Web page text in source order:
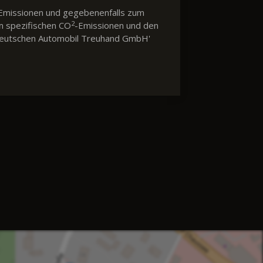
und gegebenenfalls zum
spezifischen CO2-Emissionen und den
Automobil Treuhand GmbH'